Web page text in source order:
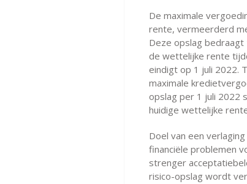
De maximale
rente, vermeerderd
Deze opslag
de wettelijke rente
eindigt op 1 juli 2022.
maximale
opslag per 1 juli 2022
huidige wettelijke
Doel van een
financiële problemen
strenger
risico-opslag wordt